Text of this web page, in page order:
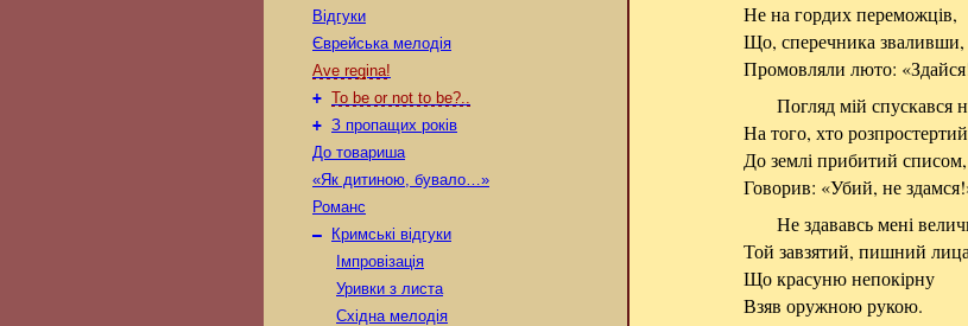
Відгуки
Єврейська мелодія
Ave regina!
+ To be or not to be?..
+ З пропащих років
До товариша
«Як дитиною, бувало…»
Романс
–
Кримські відгуки
Імпровізація
Уривки з листа
Східна мелодія
Не на гордих переможців,
Що, сперечника зваливши,
Промовляли люто:
Погляд мій спускався
На того, хто
До землі прибитий списом,
Говорив: «Убий, не
Не здававсь мені
Той завзятий, пишний
Що красуню непокірну
Взяв оружною рукою.